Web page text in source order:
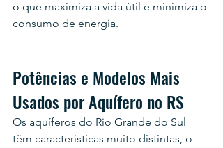
o que maximiza a vida útil e minimiza o
consumo de energia.
Potências e Modelos Mais
Usados por Aquífero no RS
Os aquíferos do Rio Grande do Sul
têm características muito distintas, o